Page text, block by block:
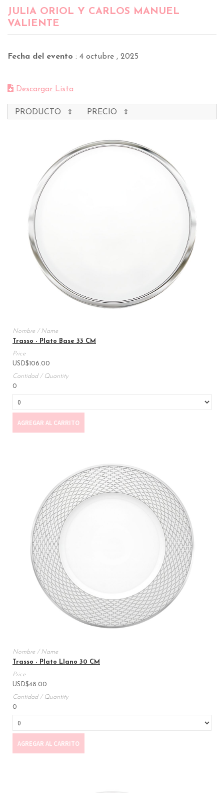
JULIA ORIOL Y CARLOS MANUEL
VALIENTE
Fecha del evento : 4 octubre , 2025
Descargar Lista
PRODUCTO PRECIO
Trasso - Plato Base 33 CM
USD$106.00
0
AGREGAR AL CARRITO
Trasso - Plato Llano 30 CM
USD$48.00
0
AGREGAR AL CARRITO